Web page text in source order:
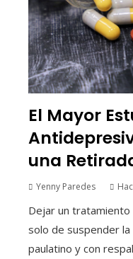
El Mayor
una
Yenny Paredes
Dejar un
solo de suspender la
paulatino y con